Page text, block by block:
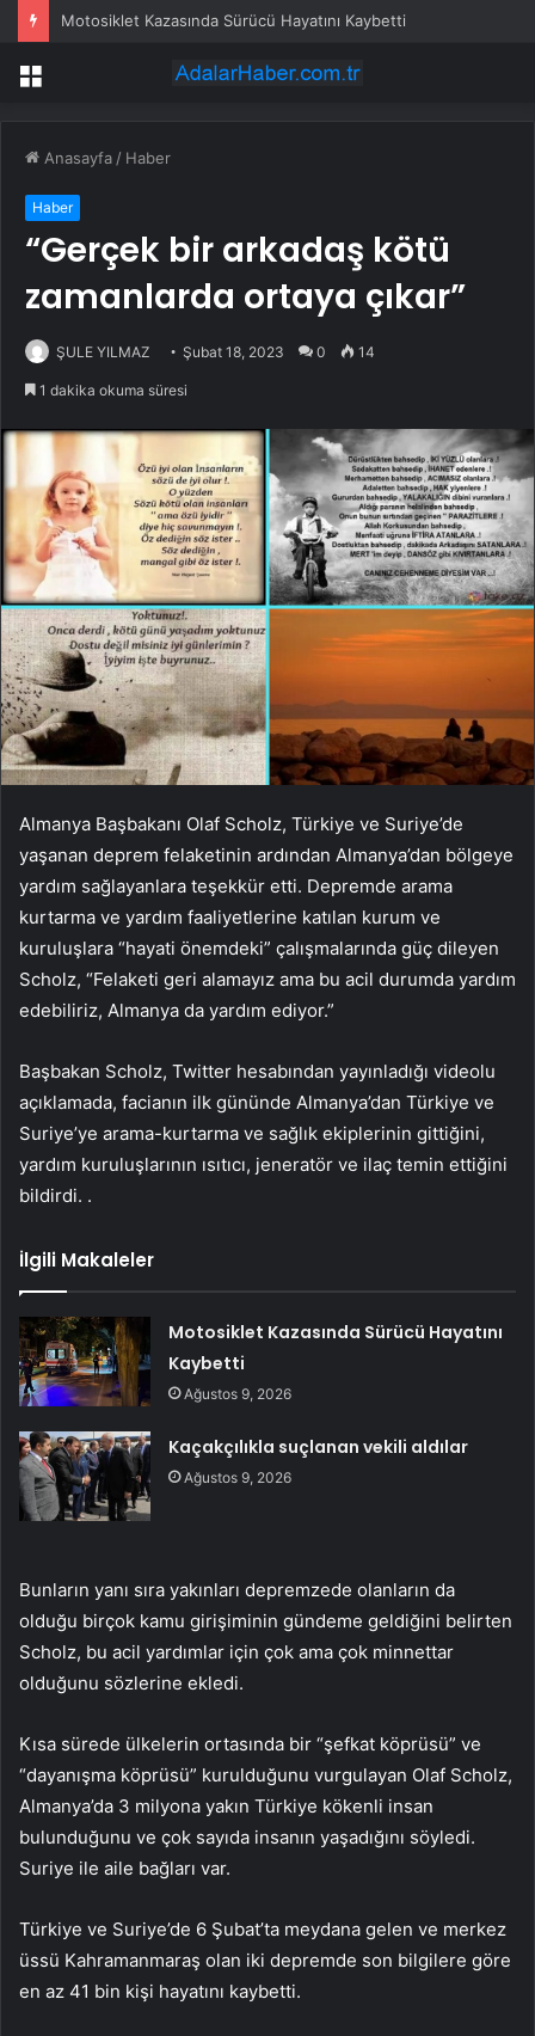
Motosiklet Kazasında Sürücü Hayatını Kaybetti
Menü
Anasayfa / Haber
Haber
“Gerçek bir arkadaş kötü
zamanlarda ortaya çıkar”
ŞULE YILMAZ Şubat 18, 2023 0 14
1 dakika okuma süresi
Almanya Başbakanı Olaf Scholz, Türkiye ve Suriye’de
yaşanan deprem felaketinin ardından Almanya’dan bölgeye
yardım sağlayanlara teşekkür etti. Depremde arama
kurtarma ve yardım faaliyetlerine katılan kurum ve
kuruluşlara “hayati önemdeki” çalışmalarında güç dileyen
Scholz, “Felaketi geri alamayız ama bu acil durumda yardım
edebiliriz, Almanya da yardım ediyor.”
Başbakan Scholz, Twitter hesabından yayınladığı videolu
açıklamada, facianın ilk gününde Almanya’dan Türkiye ve
Suriye’ye arama-kurtarma ve sağlık ekiplerinin gittiğini,
yardım kuruluşlarının ısıtıcı, jeneratör ve ilaç temin ettiğini
bildirdi. .
İlgili Makaleler
Motosiklet Kazasında Sürücü Hayatını
Kaybetti
Ağustos 9, 2026
Kaçakçılıkla suçlanan vekili aldılar
Ağustos 9, 2026
Bunların yanı sıra yakınları depremzede olanların da
olduğu birçok kamu girişiminin gündeme geldiğini belirten
Scholz, bu acil yardımlar için çok ama çok minnettar
olduğunu sözlerine ekledi.
Kısa sürede ülkelerin ortasında bir “şefkat köprüsü” ve
“dayanışma köprüsü” kurulduğunu vurgulayan Olaf Scholz,
Almanya’da 3 milyona yakın Türkiye kökenli insan
bulunduğunu ve çok sayıda insanın yaşadığını söyledi.
Suriye ile aile bağları var.
Türkiye ve Suriye’de 6 Şubat’ta meydana gelen ve merkez
üssü Kahramanmaraş olan iki depremde son bilgilere göre
en az 41 bin kişi hayatını kaybetti.